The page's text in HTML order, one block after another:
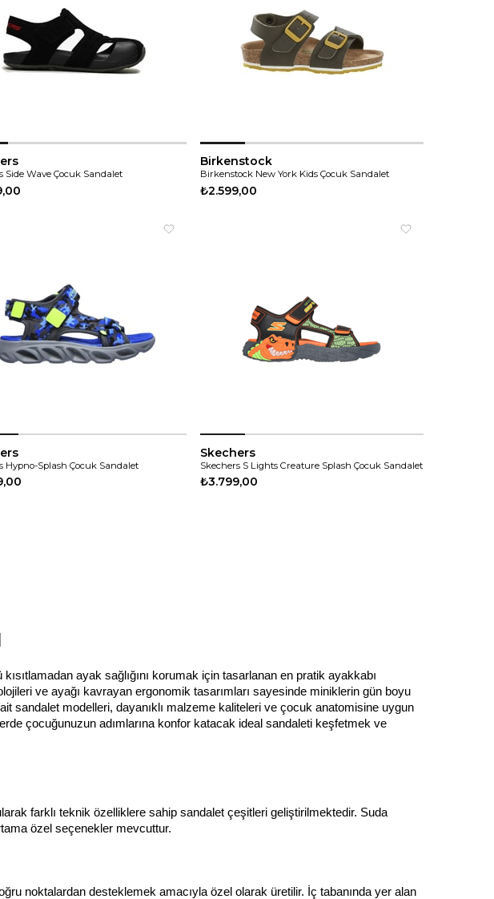
Side Wave Çocuk Sandalet
Birkenstock
Birkenstock New York Kids Çocuk Sandalet
₺2.599,00
Hypno-Splash Çocuk Sandalet
Skechers
Skechers S Lights Creature Splash Çocuk Sandalet
₺3.799,00
ayak sağlığını korumak için tasarlanan en pratik ayakkabı
ve ayağı kavrayan ergonomik tasarımları sayesinde miniklerin gün boyu
sandalet modelleri, dayanıklı malzeme kaliteleri ve çocuk anatomisine uygun
çocuğunuzun adımlarına konfor katacak ideal sandaleti keşfetmek ve
farklı teknik özelliklere sahip sandalet çeşitleri geliştirilmektedir. Suda
özel seçenekler mevcuttur.
noktalardan desteklemek amacıyla özel olarak üretilir. İç tabanında yer alan